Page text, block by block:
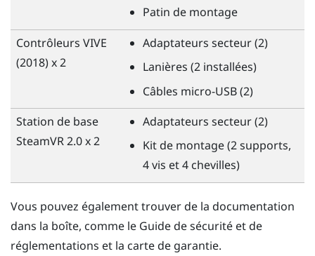
Patin de montage
Contrôleurs VIVE
(2018) x 2
Adaptateurs secteur (2)
Lanières (2 installées)
Câbles micro-USB (2)
Station de base
SteamVR2.0 x 2
Adaptateurs secteur (2)
Kit de montage (2 supports,
4 vis et 4 chevilles)
Vous pouvez également trouver de la documentation
dans la boîte, comme le Guide de sécurité et de
réglementations et la carte de garantie.